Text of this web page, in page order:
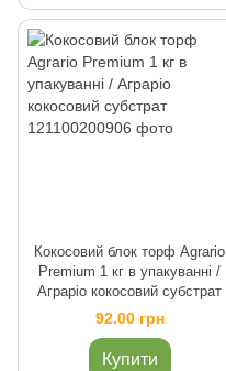
Кокосовий блок торф Agrario
Premium 1 кг в упакуванні /
Аграріо кокосовий субстрат
92.00 грн
Купити